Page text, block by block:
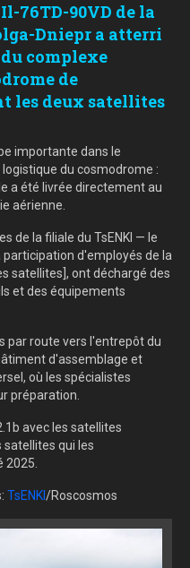
76TD-90VD de la
Dniepr a atterri
complexe
de
les deux satellites
importante dans le
du cosmodrome :
a été livrée directement au
aérienne.
de la filiale du TsENKI — le
participation d'employés de la
satellites], ont déchargé des
et des équipements
par route vers l'entrepôt du
d'assemblage et
où les spécialistes
préparation.
avec les satellites
satellites qui les
2025.
TsENKI/Roscosmos